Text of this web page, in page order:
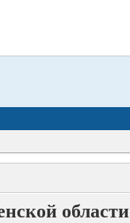
области